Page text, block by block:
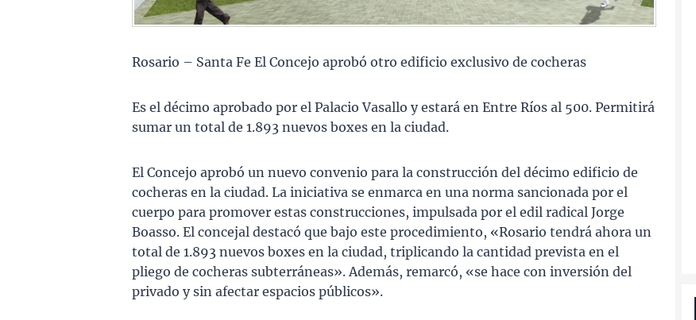
Rosario – Santa Fe El Concejo aprobó otro edificio exclusivo de cocheras
Es el décimo aprobado por el Palacio Vasallo y estará en Entre Ríos al 500. Permitirá
sumar un total de 1.893 nuevos boxes en la ciudad.
El Concejo aprobó un nuevo convenio para la construcción del décimo edificio de
cocheras en la ciudad. La iniciativa se enmarca en una norma sancionada por el
cuerpo para promover estas construcciones, impulsada por el edil radical Jorge
Boasso. El concejal destacó que bajo este procedimiento, «Rosario tendrá ahora un
total de 1.893 nuevos boxes en la ciudad, triplicando la cantidad prevista en el
pliego de cocheras subterráneas». Además, remarcó, «se hace con inversión del
privado y sin afectar espacios públicos».